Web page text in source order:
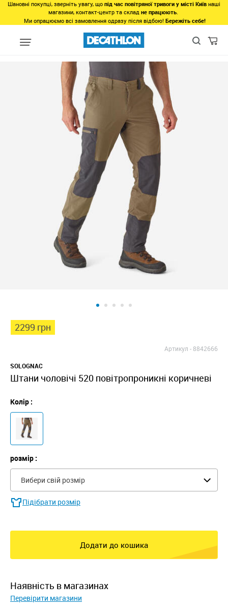
Шановні покупці, зверніть увагу, що під час повітряної тривоги у місті Київ наші
магазини, контакт-центр та склад не працюють.
Ми опрацюємо всі замовлення одразу після відбою! Бережіть себе!
Регіон Чоловікам у Дніпрі Одяг у Дніпрі Низ у Дніпрі
2299 грн
Артикул -8842666
SOLOGNAC
Штани чоловічі 520 повітропроникні коричневі
Колір :
розмір :
Вибери свій розмір
Підібрати розмір
Додати до кошика
наявність в магазинах
Перевірити магазини